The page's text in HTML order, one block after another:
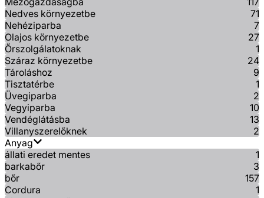
Nedves környezetbe
71
Nehéziparba
7
Olajos környezetbe
27
Őrszolgálatoknak
1
Száraz környezetbe
24
Tároláshoz
9
Tisztatérbe
1
Üvegiparba
2
Vegyiparba
10
Vendéglátásba
13
Villanyszerelőknek
2
Anyag
állati eredet mentes
1
barkabőr
3
bőr
157
Cordura
1